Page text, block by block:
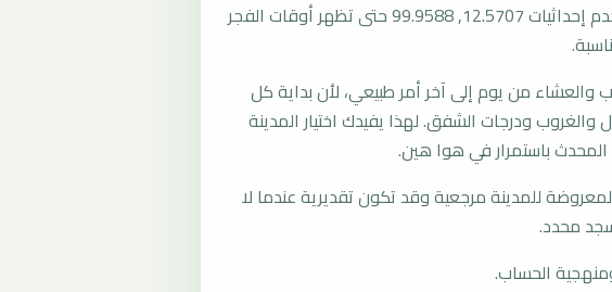
المرجع العام للمدينة يستخدم إحداثيات 12.5707, 99.9588 حتى تظهر أوقات الفجر
والعشاء من يوم إلى آخر أمر طبيعي، لأن بداية كل
والغروب ودرجات الشفق. لهذا يفيدك اختيار المدينة
باستمرار في هوا هين.
للمدينة مرجعية وقد تكون تقديرية عندما لا
محدد.
الحساب.